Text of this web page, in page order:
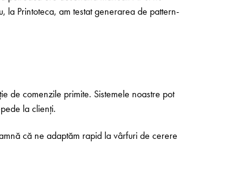
la Printoteca, am testat generarea de pattern-
de comenzile primite. Sistemele noastre pot
la clienți.
că ne adaptăm rapid la vârfuri de cerere